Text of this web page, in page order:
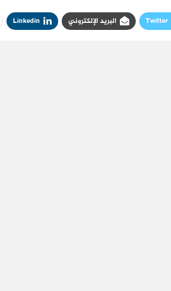
Twitter البريد الإلكتروني Linkedin